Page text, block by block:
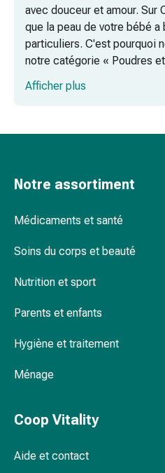
pathologique
Peau
impure
Boutons
de
cutanée
naturels
par
fleurs
Bach
base
bourgeons
Phytothérapie
de
avec douceur et amour. Sur
que la peau de votre bébé a
particuliers. C'est pourquoi
notre catégorie « Poudres
dans laquelle vous
minutieusement choisie de
Afficher plus
Notre assortiment
Médicaments et santé
Soins du corps et beauté
Nutrition et sport
Parents et enfants
Hygiène et traitement
Ménage
Coop Vitality
Aide et contact